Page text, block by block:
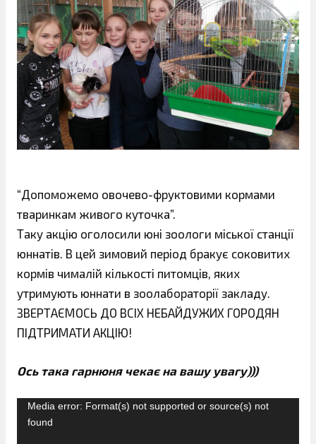
“Допоможемо овочево-фруктовими кормами
тваринкам живого куточка”.
Таку акцію оголосили юні зоологи міської станції
юннатів. В цей зимовий період бракує соковитих
кормів чималій кількості питомців, яких
утримують юннати в зоолабораторії закладу.
ЗВЕРТАЄМОСЬ ДО ВСІХ НЕБАЙДУЖИХ ГОРОДЯН
ПІДТРИМАТИ АКЦІЮ!
Ось така гарнюня чекає на вашу увагу)))
Відеопрогравач
Media error: Format(s) not supported or source(s) not
found